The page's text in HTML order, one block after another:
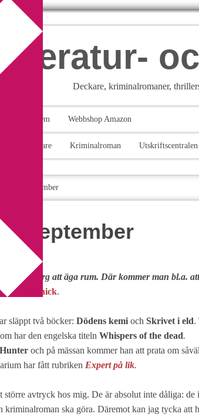
Deckare, kriminalromaner,
Om Webbshop Amazon
Deckare Kriminalroman Utskriftscentralen
– 27 september
september
i Göteborg att äga rum. Där kommer man bl.a.
Kernick.
släppt två böcker: Dödens kemi och Skrivet i eld.
har den engelska titeln Whispers of the dead.
och på mässan kommer han att prata om
har fått rubriken Expert på lik.
avtryck hos mig. De är absolut inte dåliga: de
ska göra. Däremot kan jag tycka att